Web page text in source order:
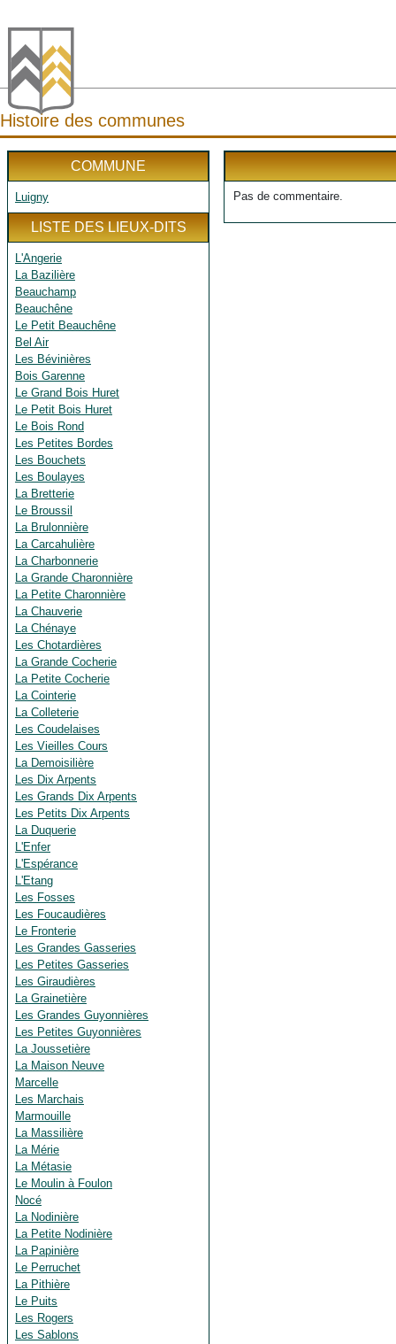
Histoire des communes
COMMUNE
Luigny
LISTE DES LIEUX-DITS
L'Angerie
La Bazilière
Beauchamp
Beauchêne
Le Petit Beauchêne
Bel Air
Les Bévinières
Bois Garenne
Le Grand Bois Huret
Le Petit Bois Huret
Le Bois Rond
Les Petites Bordes
Les Bouchets
Les Boulayes
La Bretterie
Le Broussil
La Brulonnière
La Carcahulière
La Charbonnerie
La Grande Charonnière
La Petite Charonnière
La Chauverie
La Chénaye
Les Chotardières
La Grande Cocherie
La Petite Cocherie
La Cointerie
La Colleterie
Les Coudelaises
Les Vieilles Cours
La Demoisilière
Les Dix Arpents
Les Grands Dix Arpents
Les Petits Dix Arpents
La Duquerie
L'Enfer
L'Espérance
L'Etang
Les Fosses
Les Foucaudières
Le Fronterie
Les Grandes Gasseries
Les Petites Gasseries
Les Giraudières
La Grainetière
Les Grandes Guyonnières
Les Petites Guyonnières
La Joussetière
La Maison Neuve
Marcelle
Les Marchais
Marmouille
La Massilière
La Mérie
La Métasie
Le Moulin à Foulon
Nocé
La Nodinière
La Petite Nodinière
La Papinière
Le Perruchet
La Pithière
Le Puits
Les Rogers
Les Sablons
Pas de commentaire.